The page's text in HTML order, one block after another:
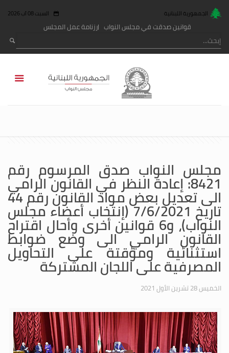
الجمهورية اللبنانية السبت 08 آب 2026
قوانين صدقت في مجلس النواب رزنامة عمل المجلس
مجلس النواب صدق المرسوم رقم
8421: إعادة النظر في القانون الرامي
الى تعديل بعض مواد القانون رقم 44
تاريخ 7/6/2021 (إنتخاب أعضاء مجلس
النواب)، و6 قوانين أخرى وأحال اقتراح
القانون الرامي الى وضع ضوابط
استثنائية ومؤقتة على التحاويل
المصرفية على اللجان المشتركة
الخميس 28 تشرين الأول 2021